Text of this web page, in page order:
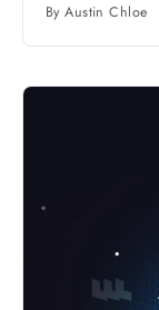
By Austin Chloe